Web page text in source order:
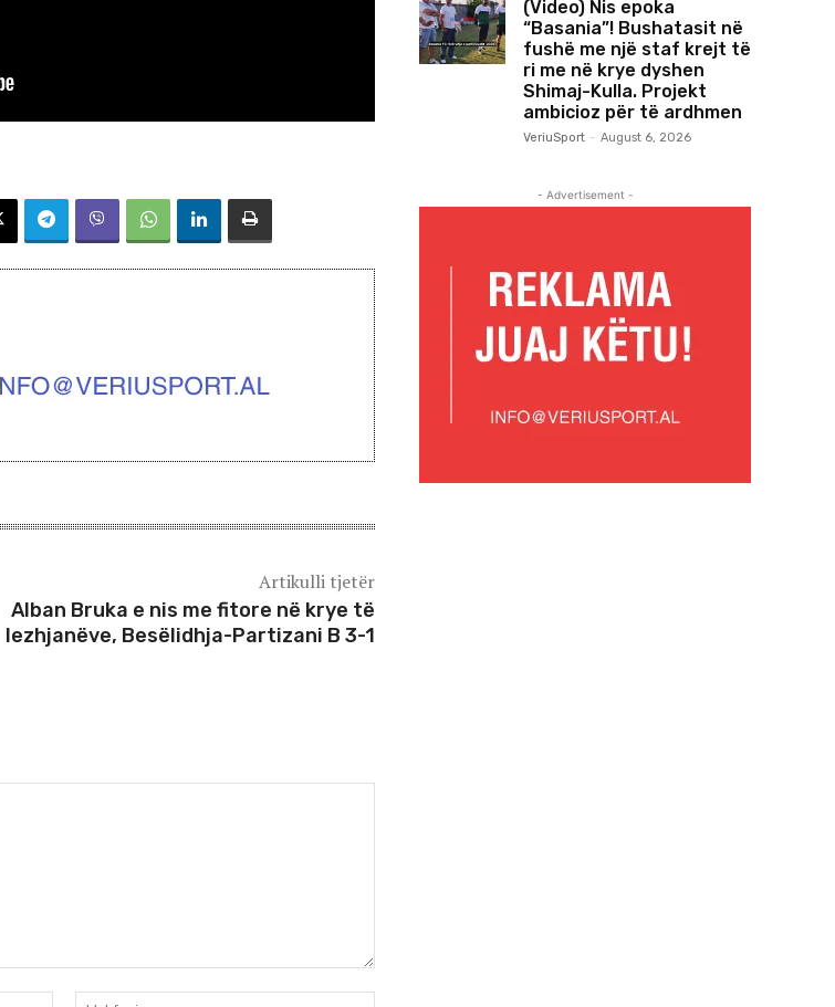
Artikulli tjetër
Alban Bruka e nis me fitore në krye të
lezhjanëve, Besëlidhja-Partizani B 3-1
Email:*
(Video) Nis epoka
“Basania”! Bushatasit në
fushë me një staf krejt të
ri me në krye dyshen
Shimaj-Kulla. Projekt
ambicioz për të ardhmen
VeriuSport - August 6, 2026
- Advertisement -